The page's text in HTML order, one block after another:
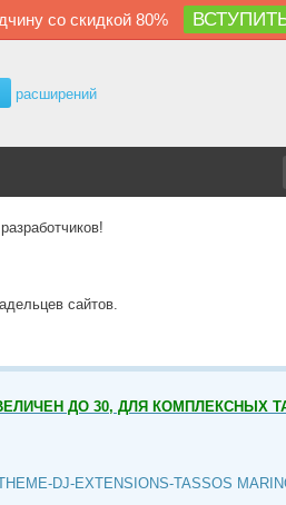
со скидкой 80%
расширений
сайтов.
ДО 30, ДЛЯ КОМПЛЕКСНЫХ
DJ-EXTENSIONS-TASSOS